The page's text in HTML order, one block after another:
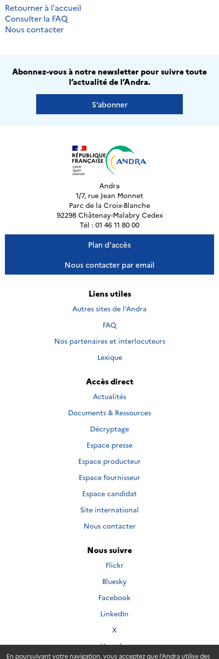
En poursuivant votre navigation, vous acceptez que l’Andra utilise des
Retourner à l'accueil
Consulter la FAQ
Nous contacter
Abonnez-vous à notre newsletter pour suivre toute
l’actualité de l’Andra.
S’abonner
Andra
1/7, rue Jean Monnet
Parc de la Croix-Blanche
92298 Châtenay-Malabry Cedex
Tél : 01 46 11 80 00
Plan d'accès
Nous contacter par email
Liens utiles
Autres sites de l'Andra
FAQ
Nos partenaires et interlocuteurs
Lexique
Accès direct
Actualités
Documents & Ressources
Décryptage
Espace presse
Espace producteur
Espace fournisseur
Espace candidat
Site international
Nous contacter
Nous suivre
Nous
sur
Flickr
Nous
sur
Bluesky
Nous
sur
Facebook
Nous
LinkedIn
Nous
X
Nous
suivre
Youtube